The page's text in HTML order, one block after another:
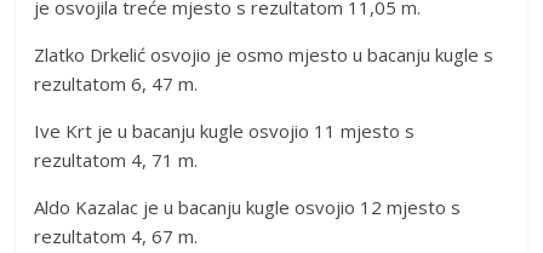
je osvojila treće mjesto s rezultatom 11,05 m.
Zlatko Drkelić osvojio je osmo mjesto u bacanju kugle s
rezultatom 6, 47 m.
Ive Krt je u bacanju kugle osvojio 11 mjesto s
rezultatom 4, 71 m.
Aldo Kazalac je u bacanju kugle osvojio 12 mjesto s
rezultatom 4, 67 m.